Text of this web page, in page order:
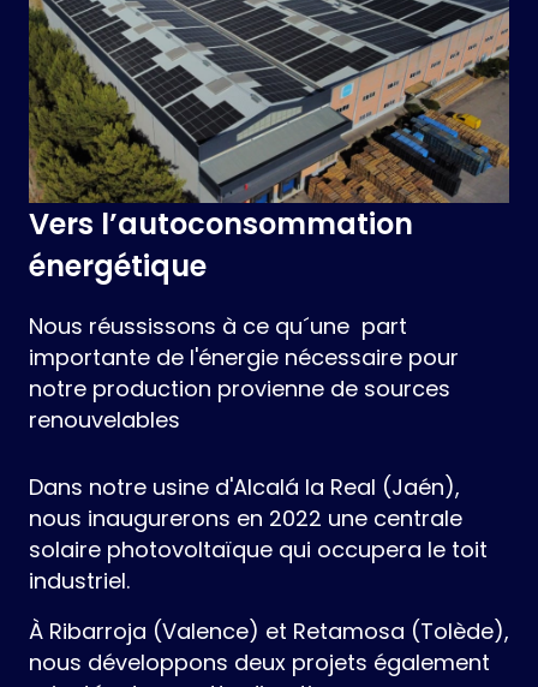
Vers l’autoconsommation
énergétique
Nous réussissons à ce qu´une part
importante de l'énergie nécessaire pour
renouvelables
Dans notre usine d'Alcalá la Real (Jaén),
nous inaugurerons en 2022 une centrale
solaire photovoltaïque qui occupera le toit
industriel.